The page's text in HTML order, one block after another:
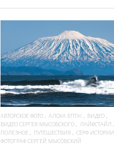
ПОСМОТРЕТЬ
АВТОРСКОЕ ФОТО АЛОХА ЕПТА!
ВИДЕО
ВИДЕО СЕРГЕЯ МЫСОВСКОГО
ЛАЙФСТАЙЛ
ПОЛЕЗНОЕ
ПУТЕШЕСТВИЯ СЕРФ ИСТОРИИ
ФОТОГРАФ СЕРГЕЙ МЫСОВСКИЙ